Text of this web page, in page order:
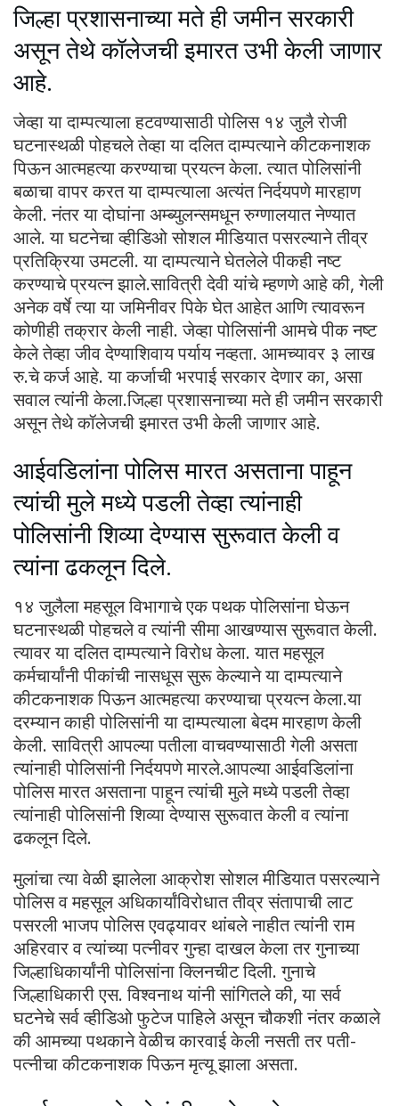
जिल्हा प्रशासनाच्या मते ही जमीन सरकारी
असून तेथे कॉलेजची इमारत उभी केली जाणार
आहे.
जेव्हा या दाम्पत्याला हटवण्यासाठी पोलिस १४ जुलै रोजी
घटनास्थळी पोहचले तेव्हा या दलित दाम्पत्याने कीटकनाशक
पिऊन आत्महत्या करण्याचा प्रयत्न केला. त्यात पोलिसांनी
बळाचा वापर करत या दाम्पत्याला अत्यंत निर्दयपणे मारहाण
केली. नंतर या दोघांना अम्ब्युलन्समधून रुग्णालयात नेण्यात
आले. या घटनेचा व्हीडिओ सोशल मीडियात पसरल्याने तीव्र
प्रतिक्रिया उमटली. या दाम्पत्याने घेतलेले पीकही नष्ट
करण्याचे प्रयत्न झाले.सावित्री देवी यांचे म्हणणे आहे की, गेली
अनेक वर्षे त्या या जमिनीवर पिके घेत आहेत आणि त्यावरून
कोणीही तक्रार केली नाही. जेव्हा पोलिसांनी आमचे पीक नष्ट
केले तेव्हा जीव देण्याशिवाय पर्याय नव्हता. आमच्यावर ३ लाख
रु.चे कर्ज आहे. या कर्जाची भरपाई सरकार देणार का, असा
सवाल त्यांनी केला.जिल्हा प्रशासनाच्या मते ही जमीन सरकारी
असून तेथे कॉलेजची इमारत उभी केली जाणार आहे.
आईवडिलांना पोलिस मारत असताना पाहून
त्यांची मुले मध्ये पडली तेव्हा त्यांनाही
पोलिसांनी शिव्या देण्यास सुरूवात केली व
त्यांना ढकलून दिले.
१४ जुलैला महसूल विभागाचे एक पथक पोलिसांना घेऊन
घटनास्थळी पोहचले व त्यांनी सीमा आखण्यास सुरूवात केली.
त्यावर या दलित दाम्पत्याने विरोध केला. यात महसूल
कर्मचार्यांनी पीकांची नासधूस सुरू केल्याने या दाम्पत्याने
कीटकनाशक पिऊन आत्महत्या करण्याचा प्रयत्न केला.या
दरम्यान काही पोलिसांनी या दाम्पत्याला बेदम मारहाण केली
केली. सावित्री आपल्या पतीला वाचवण्यासाठी गेली असता
त्यांनाही पोलिसांनी निर्दयपणे मारले.आपल्या आईवडिलांना
पोलिस मारत असताना पाहून त्यांची मुले मध्ये पडली तेव्हा
त्यांनाही पोलिसांनी शिव्या देण्यास सुरूवात केली व त्यांना
ढकलून दिले.
मुलांचा त्या वेळी झालेला आक्रोश सोशल मीडियात पसरल्याने
पोलिस व महसूल अधिकार्यांविरोधात तीव्र संतापाची लाट
पसरली भाजप पोलिस एवढ्यावर थांबले नाहीत त्यांनी राम
अहिरवार व त्यांच्या पत्नीवर गुन्हा दाखल केला तर गुनाच्या
जिल्हाधिकार्यांनी पोलिसांना क्लिनचीट दिली. गुनाचे
जिल्हाधिकारी एस. विश्वनाथ यांनी सांगितले की, या सर्व
घटनेचे सर्व व्हीडिओ फुटेज पाहिले असून चौकशी नंतर कळाले
की आमच्या पथकाने वेळीच कारवाई केली नसती तर पती-
पत्नीचा कीटकनाशक पिऊन मृत्यू झाला असता.